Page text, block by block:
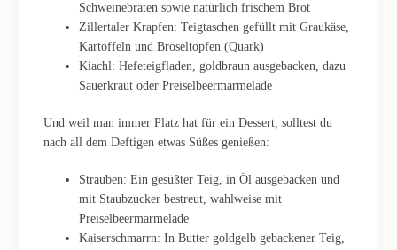
Schweinebraten sowie natürlich frischem Brot
Zillertaler Krapfen: Teigtaschen gefüllt mit Graukäse,
Kartoffeln und Bröseltopfen (Quark)
Kiachl: Hefeteigfladen, goldbraun ausgebacken, dazu
Sauerkraut oder Preiselbeermarmelade
Und weil man immer Platz hat für ein Dessert, solltest du
nach all dem Deftigen etwas Süßes genießen:
Strauben: Ein gesüßter Teig, in Öl ausgebacken und
mit Staubzucker bestreut, wahlweise mit
Preiselbeermarmelade
Kaiserschmarrn: In Butter goldgelb gebackener Teig,